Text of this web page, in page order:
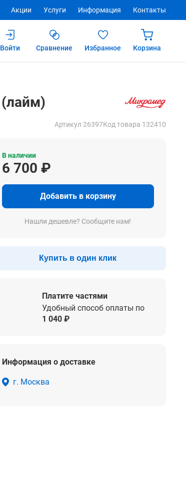
Акции Услуги Информация Контакты
Войти
Сравнение Избранное Корзина
Артикул 26397Код товара 132410
В наличии
6 700 ₽
Добавить в корзину
Нашли дешевле? Сообщите нам!
Купить в один клик
Платите частями
Удобный способ оплаты по
1 040 ₽
Информация о доставке
г. Москва